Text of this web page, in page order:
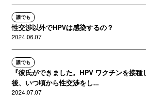
誰でも
性交渉以外でHPVは感染するの？
2024.06.07
誰でも
『彼氏ができました。HPV ワクチンを接種
後、いつ頃から性交渉をし...
2024.07.07